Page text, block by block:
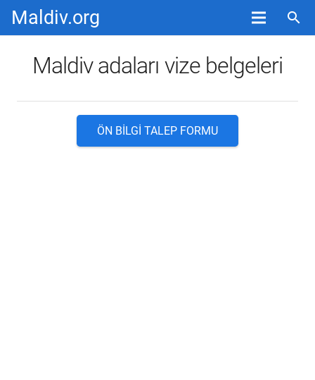
Maldiv.org search
Maldiv adaları vize belgeleri
ÖN BILGI TALEP FORMU